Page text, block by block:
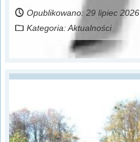
Opublikowano: 29 lipiec 2026
Kategoria:Aktualności